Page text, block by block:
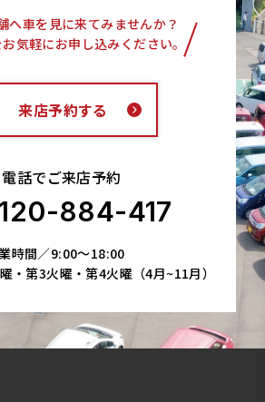
へ車を見に来てみませんか？
気軽にお申し込みください。
来店予約する
電話でご来店予約
884-417
時間／9:00～18:00
・第3火曜・第4火曜（4月~11月）